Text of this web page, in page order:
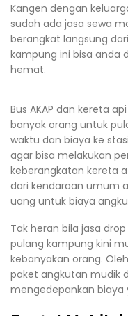
Kangen dengan
sudah ada jasa sewa
berangkat langsung
kampung ini bisa anda
hemat.
Bus AKAP dan kereta
banyak orang untuk
waktu dan biaya ke
agar bisa melakukan
keberangkatan kereta
dari kendaraan umum
uang untuk biaya
Tak heran bila jasa
pulang kampung kini
kebanyakan orang.
paket angkutan mudik
mengedepankan biaya